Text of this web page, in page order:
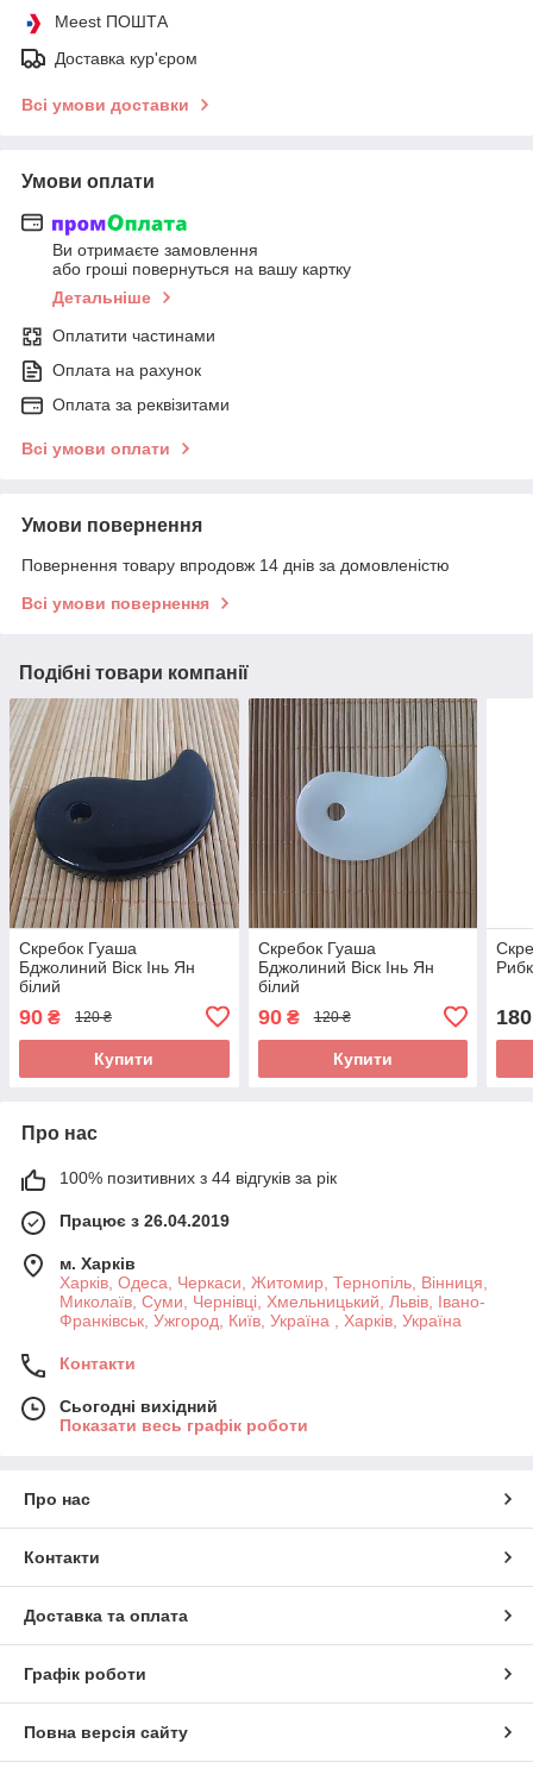
Meest ПОШТА
Доставка кур'єром
Всі умови доставки
Умови оплати
Ви отримаєте замовлення
або гроші повернуться на вашу картку
Детальніше
Оплатити частинами
Оплата на рахунок
Оплата за реквізитами
Всі умови оплати
Умови повернення
Повернення товару впродовж 14 днів за домовленістю
Всі умови повернення
Подібні товари компанії
Скребок Гуаша
Бджолиний Віск Інь Ян
білий
90 ₴ 120 ₴
Купити
Скребок Гуаша
Бджолиний Віск Інь Ян
білий
90₴ 120 ₴
Купити
180
Про нас
100% позитивних з 44 відгуків за рік
Працює з 26.04.2019
м. Харків
Харків, Одеса, Черкаси, Житомир, Тернопіль, Вінниця,
Миколаїв, Суми, Чернівці, Хмельницький, Львів, Івано-
Франківськ, Ужгород, Київ, Україна , Харків, Україна
Контакти
Сьогодні вихідний
Показати весь графік роботи
Про нас
Контакти
Доставка та оплата
Графік роботи
Повна версія сайту